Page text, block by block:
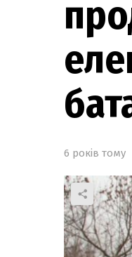
6 років тому